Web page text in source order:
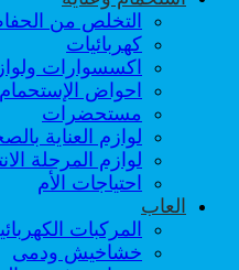
التخلص من
كهربائيات
اكسسوارات
احواض الإستحمام
مستحضرات
لوازم العناية
لوازم المرحلة
احتياجات الأم
العاب
المركبات
خشاخيش ودمى